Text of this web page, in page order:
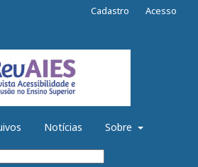
Notícias Sobre
Cadastro Acesso